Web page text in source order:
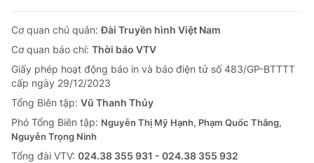
Cơ quan chủ quản:Đài Truyền hình Việt Nam
Cơ quan báo chí: Thời báo VTV
Giấy phép hoạt động báo in và báo điện tử số 483/GP-BTTTT
cấp ngày 29/12/2023
Tổng Biên tập: Vũ Thanh Thủy
Phó Tổng Biên tập: Nguyễn Thị Mỹ Hạnh, Phạm Quốc Thắng,
Nguyễn Trọng Ninh
Tổng đài VTV: 024.38 355 931 - 024.38 355 932